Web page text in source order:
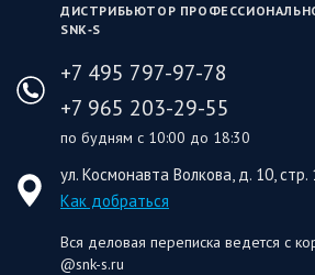
ДИСТРИБЬЮТОР
SNK‑S
+7 495 797-97-78
+7 965 203-29-55
по будням с 10:00 до 18:30
ул. Космонавта Волкова, д. 10,
Как добраться
Вся деловая переписка ведется с
@snk-s.ru